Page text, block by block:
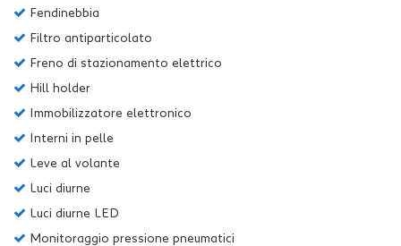
Fendinebbia
Filtro antiparticolato
Freno di stazionamento elettrico
Hill holder
Immobilizzatore elettronico
Interni in pelle
Leve al volante
Luci diurne
Luci diurne LED
Monitoraggio pressione pneumatici